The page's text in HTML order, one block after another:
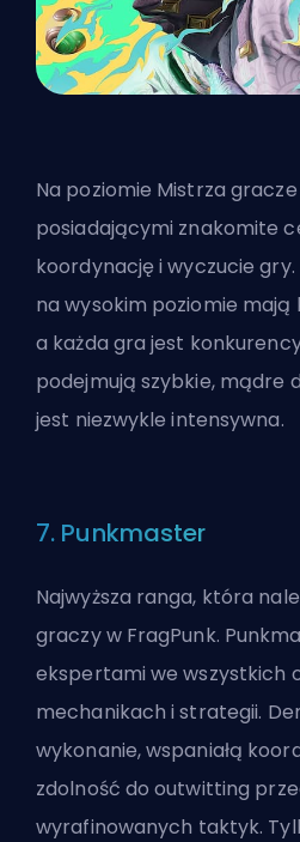
Na poziomie Mistrza
posiadającymi znakomite
koordynację i wyczucie
na wysokim poziomie mają
a każda gra jest
podejmują szybkie, mądre
jest niezwykle intensywna.
7. Punkmaster
Najwyższa ranga, która
graczy w FragPunk.
ekspertami we wszystkich
mechanikach i strategii.
wykonanie, wspaniałą
zdolność do outwitting
wyrafinowanych taktyk.